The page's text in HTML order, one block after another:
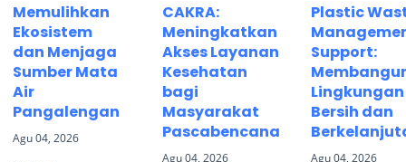
Memulihkan
Ekosistem
dan Menjaga
Sumber Mata
Air
Pangalengan
Agu 04, 2026
CAKRA:
Meningkatkan
Akses Layanan
Kesehatan
bagi
Masyarakat
Pascabencana
Agu 04, 2026
Plastic
Support:
Lingkungan
Bersih dan
Agu 04, 2026